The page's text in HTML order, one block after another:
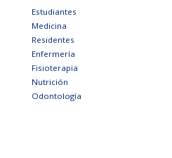
Estudiantes
Medicina
Residentes
Enfermería
Fisioterapia
Nutrición
Odontología